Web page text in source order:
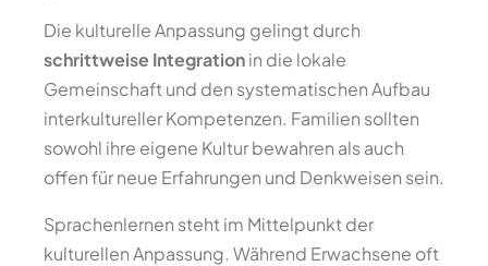
Die kulturelle Anpassung gelingt durch
schrittweise Integrationin die lokale
Gemeinschaft und den systematischen Aufbau
interkultureller Kompetenzen. Familien sollten
sowohl ihre eigene Kultur bewahren als auch
offen für neue Erfahrungen und Denkweisen sein.
Sprachenlernen steht im Mittelpunkt der
kulturellen Anpassung. Während Erwachsene oft